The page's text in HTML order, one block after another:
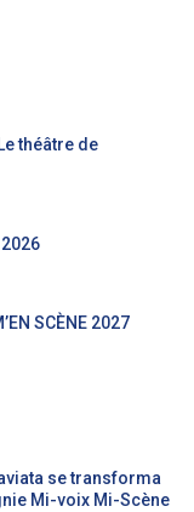
théâtre de
SCÈNE 2027
se transforma
Mi-voix Mi-Scène